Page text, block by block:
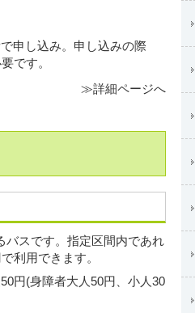
申し込み。申し込みの際
です。
≫詳細ページへ
スです。指定区間内であれ
利用できます。
円(身障者大人50円、小人30